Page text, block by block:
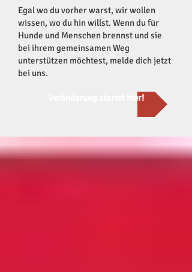
Egal wo du vorher warst, wir wollen
wissen, wo du hin willst. Wenn du für
Hunde und Menschen brennst und sie
bei ihrem gemeinsamen Weg
unterstützen möchtest, melde dich jetzt
bei uns.
Veränderung startet hier!